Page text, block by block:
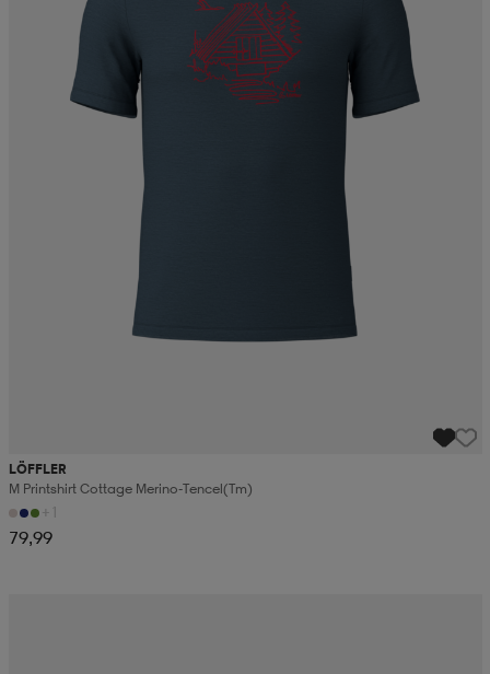
LÖFFLER
M Printshirt Cottage Merino-Tencel(tm)
+1
79,99